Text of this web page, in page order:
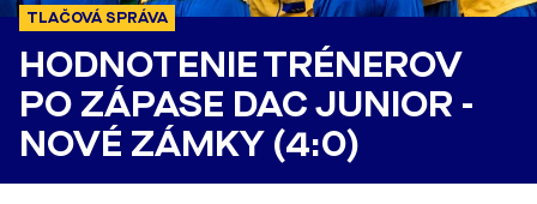
TLAČOVÁ SPRÁVA
HODNOTENIE TRÉNEROV
PO ZÁPASE DAC JUNIOR -
NOVÉ ZÁMKY (4:0)